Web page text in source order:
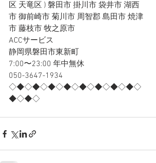
区 天竜区 ) 磐田市 掛川市 袋井市 湖西
市 御前崎市 菊川市 周智郡 島田市 焼津
市 藤枝市 牧之原市
ACCサービス
静岡県磐田市東新町
7:00〜23:00 年中無休
050-3647-1934
◇◆◇◆◇◆◇◆◇◆◇◆◇◆◇◆◇
◆◇◆◇